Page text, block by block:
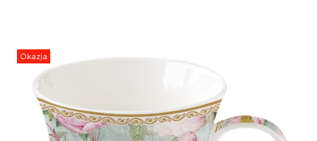
Okazja